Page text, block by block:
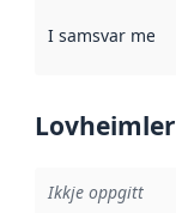
I samsvar med
Lovheimler
Ikkje oppgitt